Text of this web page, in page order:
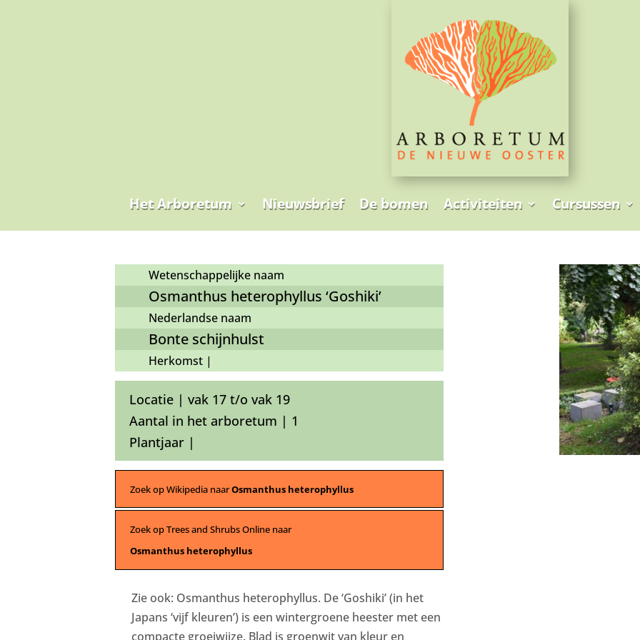
Het Arboretum Nieuwsbrief De bomen Activiteiten Cursussen
Wetenschappelijke naam
Osmanthus heterophyllus ‘Goshiki’
Nederlandse naam
Bonte schijnhulst
Herkomst |
Locatie | vak 17 t/o vak 19
Aantal in het arboretum | 1
Plantjaar |
Zoek op Wikipedia naarOsmanthus heterophyllus
Zoek op Trees and Shrubs Online naar
Osmanthus heterophyllus
Zie ook: Osmanthus heterophyllus. De ‘Goshiki’ (in het
Japans ‘vijf kleuren’) is een wintergroene heester met een
compacte groeiwijze. Blad is groenwit van kleur en